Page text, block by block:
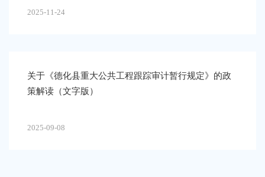
2025-11-24
关于《德化县重大公共工程跟踪审计暂行规定》的政
策解读（文字版）
2025-09-08